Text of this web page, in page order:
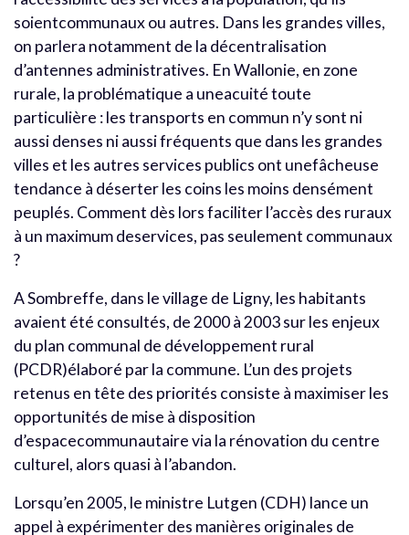
soientcommunaux ou autres. Dans les grandes villes,
on parlera notamment de la décentralisation
d’antennes administratives. En Wallonie, en zone
rurale, la problématique a uneacuité toute
particulière : les transports en commun n’y sont ni
aussi denses ni aussi fréquents que dans les grandes
villes et les autres services publics ont unefâcheuse
tendance à déserter les coins les moins densément
peuplés. Comment dès lors faciliter l’accès des ruraux
à un maximum deservices, pas seulement communaux
?
A Sombreffe, dans le village de Ligny, les habitants
avaient été consultés, de 2000 à 2003 sur les enjeux
du plan communal de développement rural
(PCDR)élaboré par la commune. L’un des projets
retenus en tête des priorités consiste à maximiser les
opportunités de mise à disposition
d’espacecommunautaire via la rénovation du centre
culturel, alors quasi à l’abandon.
Lorsqu’en 2005, le ministre Lutgen (CDH) lance un
appel à expérimenter des manières originales de